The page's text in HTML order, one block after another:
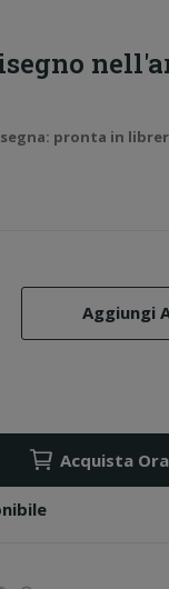
pronta in
Aggiungi
Acquista Ora